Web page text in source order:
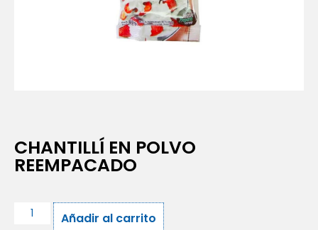
CHANTILLÍ EN POLVO
REEMPACADO
Añadir al carrito